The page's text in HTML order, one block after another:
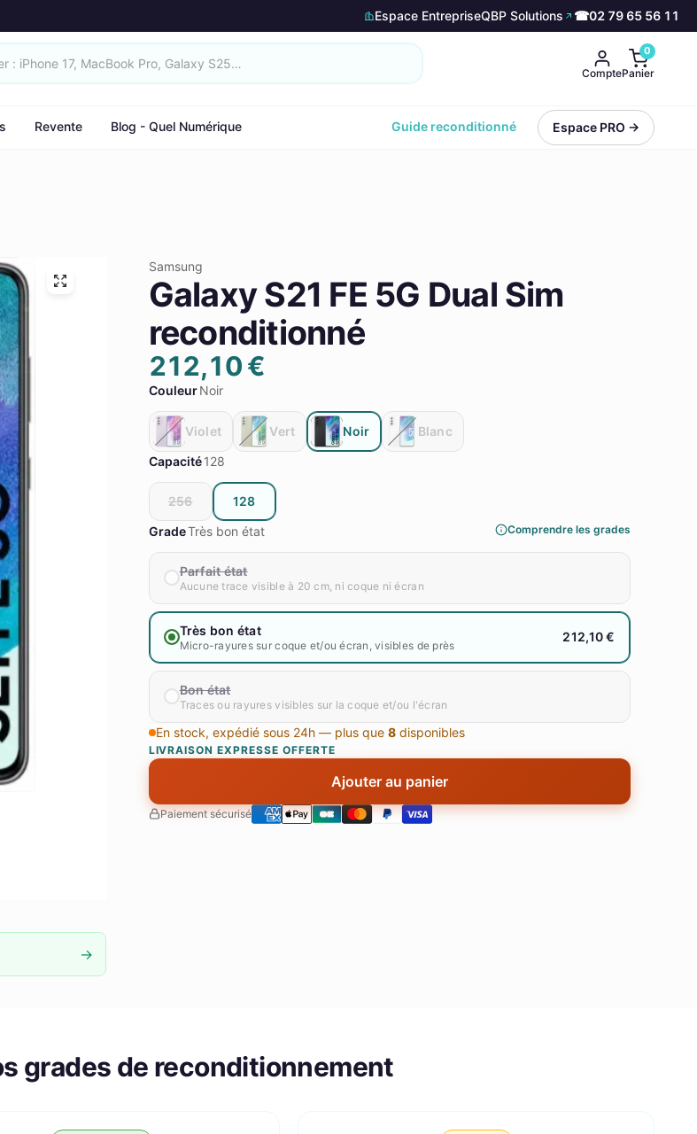
Espace EntrepriseQBP Solutions ☎02 79 65 56 11
Compte
0
Panier
Revente Blog - Quel Numérique Guide reconditionné Espace PRO →
Galaxy S21 FE 5G Dual Sim reconditionné - Samsung, image 2
→
Samsung
Galaxy S21 FE 5G Dual Sim
reconditionné
212,10 €
Couleur Noir
Violet Vert Noir
Blanc
Capacité 128
256
128
GradeTrès bon état Comprendre les grades
Parfait état
Aucune trace visible à 20 cm, ni coque ni écran
Très bon état
Micro-rayures sur coque et/ou écran, visibles de près
212,10 €
Bon état
Traces ou rayures visibles sur la coque et/ou l'écran
En stock, expédié sous 24h — plus que 8disponibles
LIVRAISON EXPRESSE OFFERTE
Ajouter au panier
Paiement sécurisé
grades de reconditionnement